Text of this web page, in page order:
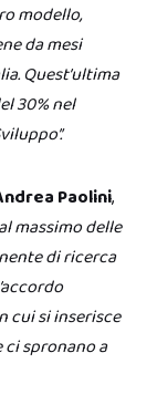
modello,
da mesi
Quest’ultima
30% nel
Paolini,
al massimo delle
di ricerca
cui si inserisce
spronano a